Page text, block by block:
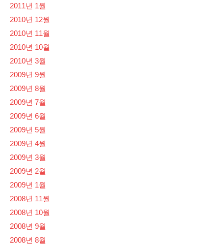
2011년 1월
2010년 12월
2010년 11월
2010년 10월
2010년 3월
2009년 9월
2009년 8월
2009년 7월
2009년 6월
2009년 5월
2009년 4월
2009년 3월
2009년 2월
2009년 1월
2008년 11월
2008년 10월
2008년 9월
2008년 8월